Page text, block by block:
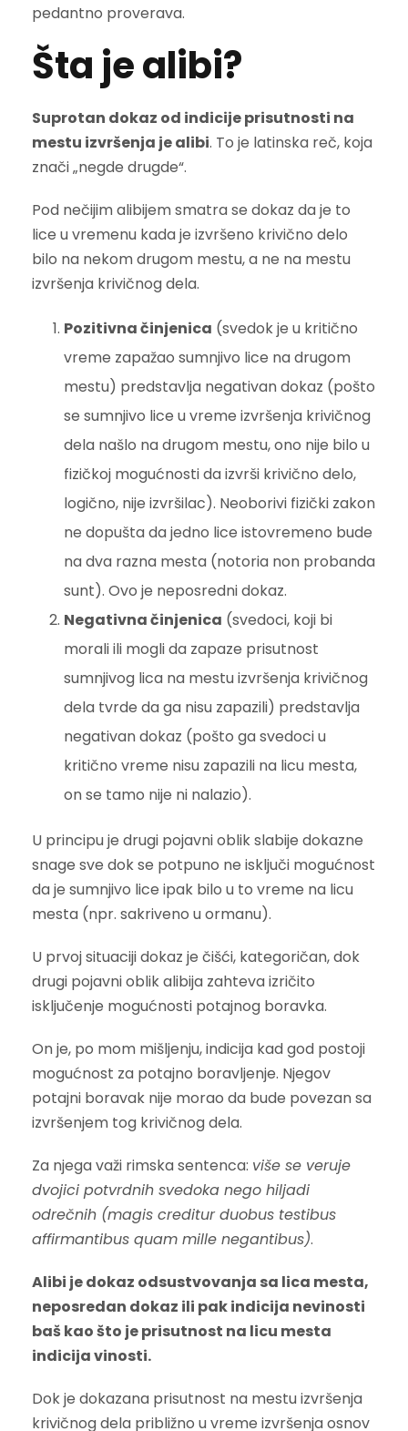
pedantno proverava.
Šta je alibi?
Suprotan dokaz od indicije prisutnosti na
mestu izvršenja je alibi. To je latinska reč, koja
znači „negde drugde“.
Pod nečijim alibijem smatra se dokaz da je to
lice u vremenu kada je izvršeno krivično delo
bilo na nekom drugom mestu, a ne na mestu
izvršenja krivičnog dela.
Pozitivna činjenica (svedok je u kritično
vreme zapažao sumnjivo lice na drugom
mestu) predstavlja negativan dokaz (pošto
se sumnjivo lice u vreme izvršenja krivičnog
dela našlo na drugom mestu, ono nije bilo u
fizičkoj mogućnosti da izvrši krivično delo,
logično, nije izvršilac). Neoborivi fizički zakon
ne dopušta da jedno lice istovremeno bude
na dva razna mesta (notoria non probanda
sunt). Ovo je neposredni dokaz.
Negativna činjenica (svedoci, koji bi
morali ili mogli da zapaze prisutnost
sumnjivog lica na mestu izvršenja krivičnog
dela tvrde da ga nisu zapazili) predstavlja
negativan dokaz (pošto ga svedoci u
kritično vreme nisu zapazili na licu mesta,
on se tamo nije ni nalazio).
U principu je drugi pojavni oblik slabije dokazne
snage sve dok se potpuno ne isključi mogućnost
da je sumnjivo lice ipak bilo u to vreme na licu
mesta (npr. sakriveno u ormanu).
U prvoj situaciji dokaz je čišći, kategoričan, dok
drugi pojavni oblik alibija zahteva izričito
isključenje mogućnosti potajnog boravka.
On je, po mom mišljenju, indicija kad god postoji
mogućnost za potajno boravljenje. Njegov
potajni boravak nije morao da bude povezan sa
izvršenjem tog krivičnog dela.
Za njega važi rimska sentenca: više se veruje
dvojici potvrdnih svedoka nego hiljadi
odrečnih (magis creditur duobus testibus
affirmantibus quam mille negantibus).
Alibi je dokaz odsustvovanja sa lica mesta,
neposredan dokaz ili pak indicija nevinosti
baš kao što je prisutnost na licu mesta
indicija vinosti.
Dok je dokazana prisutnost na mestu izvršenja
krivičnog dela približno u vreme izvršenja osnov